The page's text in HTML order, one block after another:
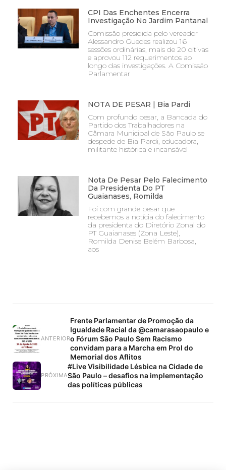
CPI Das Enchentes Encerra
Investigação No Jardim Pantanal
Comissão presidida pelo vereador
Alessandro Guedes realizou 16
sessões ordinárias, mais de 20 oitivas
e aprovou 112 requerimentos ao
longo das investigações. A Comissão
Parlamentar
NOTA DE PESAR | Bia Pardi
Com profundo pesar, a Bancada do
Partido dos Trabalhadores na
Câmara Municipal de São Paulo se
despede de Bia Pardi, educadora,
militante histórica e incansável
Nota De Pesar Pelo Falecimento
Da Presidenta Do PT
Guaianases, Romilda
Foi com grande pesar que
recebemos a notícia do falecimento
da presidenta do Diretório Zonal do
PT Guaianases (Zona Leste),
Romilda Denise Belém Barbosa,
aos
ANTERIOR
Frente Parlamentar de Promoção da
Igualdade Racial da @camarasaopaulo e
o Fórum São Paulo Sem Racismo
convidam para a Marcha em Prol do
Memorial dos Aflitos
PRÓXIMA
#Live Visibilidade Lésbica na Cidade de
São Paulo – desafios na implementação
das políticas públicas